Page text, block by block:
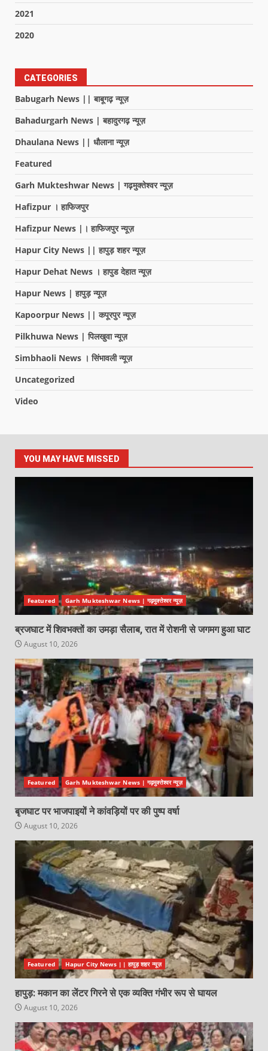
2021
2020
CATEGORIES
Babugarh News || बाबूगढ़ न्यूज़
Bahadurgarh News | बहादुरगढ़ न्यूज़
Dhaulana News || धौलाना न्यूज़
Featured
Garh Mukteshwar News | गढ़मुक्तेश्वर न्यूज़
Hafizpur । हाफिजपुर
Hafizpur News |। हाफिजपुर न्यूज़
Hapur City News || हापुड़ शहर न्यूज़
Hapur Dehat News । हापुड देहात न्यूज़
Hapur News | हापुड़ न्यूज़
Kapoorpur News || कपूरपुर न्यूज़
Pilkhuwa News | पिलखुवा न्यूज़
Simbhaoli News । सिंभावली न्यूज़
Uncategorized
Video
YOU MAY HAVE MISSED
Featured Garh Mukteshwar News | गढ़मुक्तेश्वर न्यूज़
ब्रजघाट में शिवभक्तों का उमड़ा सैलाब, रात में रोशनी से जगमग हुआ घाट
August 10, 2026
Featured Garh Mukteshwar News | गढ़मुक्तेश्वर न्यूज़
बृजघाट पर भाजपाइयों ने कांवड़ियों पर की पुष्प वर्षा
August 10, 2026
Featured Hapur City News || हापुड़ शहर न्यूज़
हापुड़: मकान का लेंटर गिरने से एक व्यक्ति गंभीर रूप से घायल
August 10, 2026